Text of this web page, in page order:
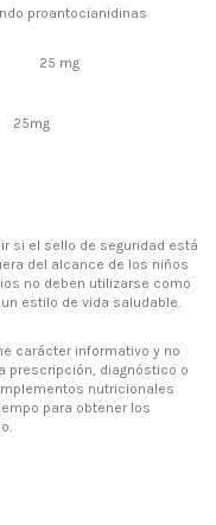
proantocianidinas
25 mg
si el sello de seguridad está
del alcance de los niños
no deben utilizarse como
estilo de vida saludable.
carácter informativo y no
prescripción, diagnóstico o
nutricionales
para obtener los